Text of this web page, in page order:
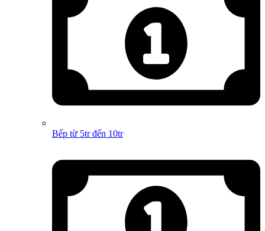
Bếp từ 5tr đến 10tr